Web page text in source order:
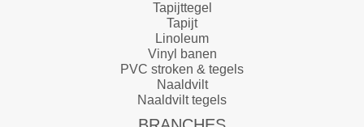
Tapijttegel
Tapijt
Linoleum
Vinyl banen
PVC stroken & tegels
Naaldvilt
Naaldvilt tegels